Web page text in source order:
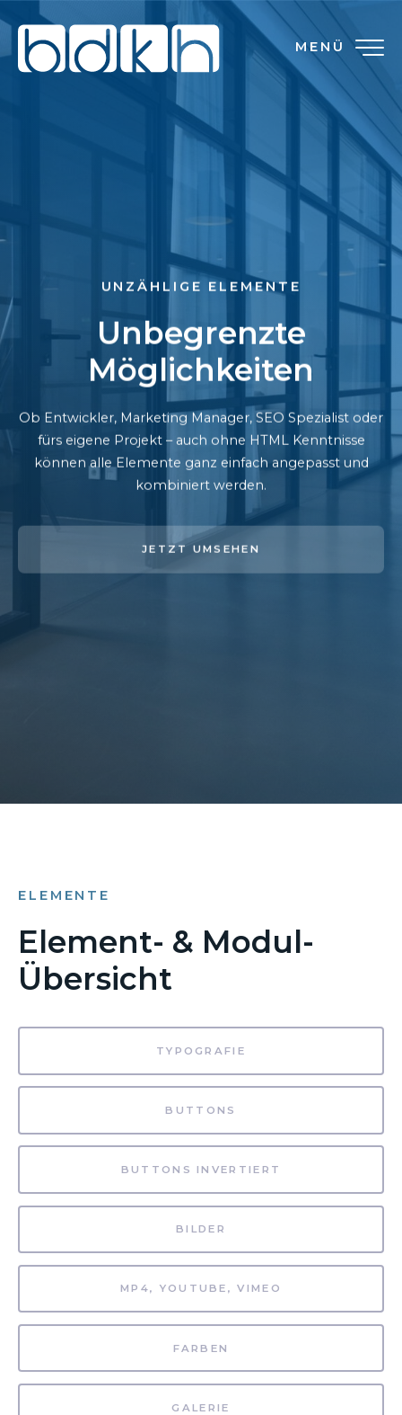
MENÜ
UNZÄHLIGE ELEMENTE
Unbegrenzte
Möglichkeiten
Ob Entwickler, Marketing Manager, SEO Spezialist oder
fürs eigene Projekt – auch ohne HTML Kenntnisse
können alle Elemente ganz einfach angepasst und
kombiniert werden.
JETZT UMSEHEN
ELEMENTE
Element- & Modul-
Übersicht
TYPOGRAFIE
BUTTONS
BUTTONS INVERTIERT
BILDER
MP4, YOUTUBE, VIMEO
FARBEN
GALERIE